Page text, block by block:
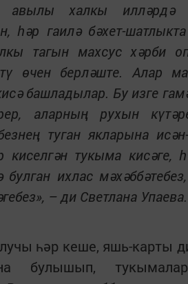
авылы халкы илләрдә
һәр гаилә бәхет-
тагын махсус хәрби
өчен берләште. Алар
башладылар. Бу изге
аларның рухын
туган якларына
киселгән тукыма кисәге,
булган ихлас
– ди Светлана Упаева.
һәр кеше, яшь-карты
булышып,